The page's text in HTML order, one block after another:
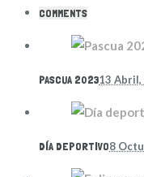
COMMENTS
PASCUA 202313 Abril,
DÍA DEPORTIVO8